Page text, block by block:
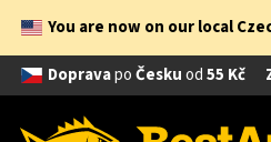
You are now on our local
DopravapoČeskuod55 Kč